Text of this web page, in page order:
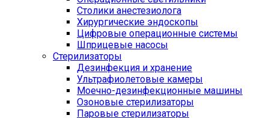
Столики анестезиолога
Хирургические эндоскопы
Цифровые операционные системы
Шприцевые насосы
Стерилизаторы
Дезинфекция и хранение
Ультрафиолетовые камеры
Моечно-дезинфекционные машины
Озоновые стерилизаторы
Паровые стерилизаторы